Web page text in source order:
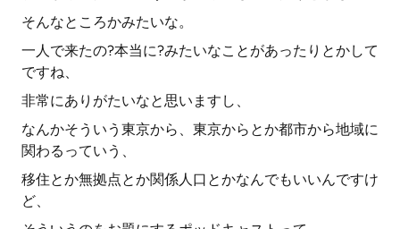
そんなところかみたいな。
一人で来たの?本当に?みたいなことがあったりとかして
ですね、
非常にありがたいなと思いますし、
なんかそういう東京から、東京からとか都市から地域に
関わるっていう、
移住とか無拠点とか関係人口とかなんでもいいんですけ
ど、